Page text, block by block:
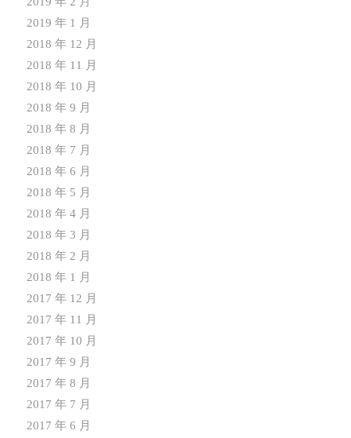
2019 年 1 月
2018 年 12 月
2018 年 11 月
2018 年 10 月
2018 年 9 月
2018 年 8 月
2018 年 7 月
2018 年 6 月
2018 年 5 月
2018 年 4 月
2018 年 3 月
2018 年 2 月
2018 年 1 月
2017 年 12 月
2017 年 11 月
2017 年 10 月
2017 年 9 月
2017 年 8 月
2017 年 7 月
2017 年 6 月